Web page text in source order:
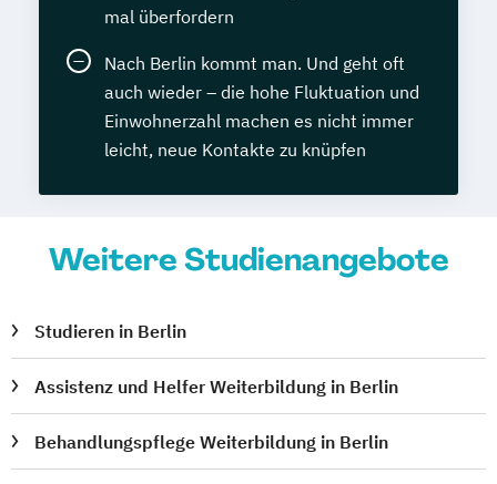
mal überfordern
Nach Berlin kommt man. Und geht oft
auch wieder – die hohe Fluktuation und
Einwohnerzahl machen es nicht immer
leicht, neue Kontakte zu knüpfen
Weitere Studienangebote
Studieren in Berlin
Assistenz und Helfer Weiterbildung in Berlin
Behandlungspflege Weiterbildung in Berlin